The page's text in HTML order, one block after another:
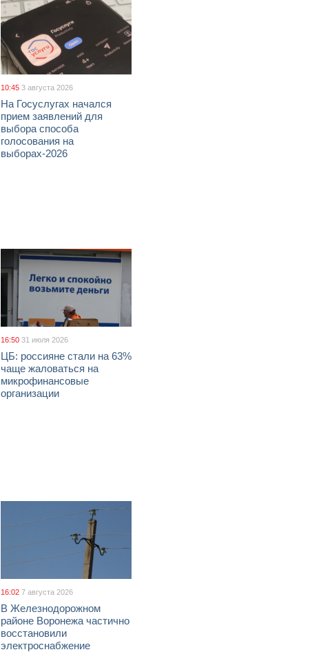
10:45 3 августа 2026
На Госуслугах начался
прием заявлений для
выбора способа
голосования на
выборах-2026
16:50 31 июля 2026
ЦБ: россияне стали на 63%
чаще жаловаться на
микрофинансовые
организации
16:02 7 августа 2026
В Железнодорожном
районе Воронежа частично
восстановили
электроснабжение